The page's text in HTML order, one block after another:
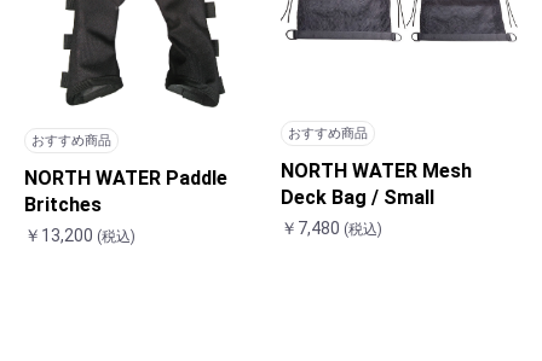
おすすめ商品
NORTH WATER Paddle
Britches
￥13,200 (税込)
おすすめ商品
NORTH WATER Mesh
Deck Bag / Small
￥7,480 (税込)